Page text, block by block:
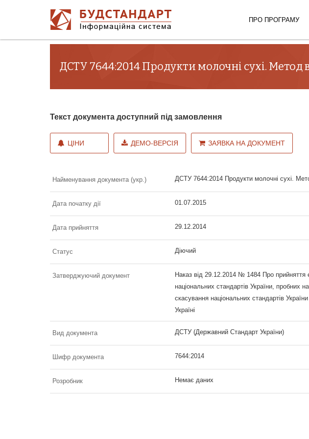
ПРО ПРОГРАМУ
ДСТУ 7644:2014 Продукти молочні сухі. Метод
Текст документа доступний під замовлення
ЦІНИ ДЕМО-ВЕРСІЯ ЗАЯВКА НА ДОКУМЕНТ
Найменування документа (укр.) ДСТУ 7644:2014 Продукти молочні сухі.
Дата початку дії 01.07.2015
Дата прийняття 29.12.2014
Статус Діючий
Затверджуючий документ
Наказ від 29.12.2014 № 1484 Про прийняття
національних стандартів України, пробних
скасування національних стандартів
Україні
Вид документа ДСТУ (Державний Стандарт України)
Шифр документа 7644:2014
Розробник Немає даних